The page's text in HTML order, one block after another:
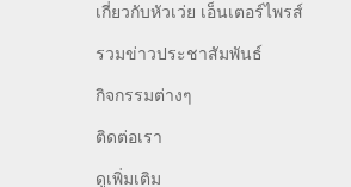
เกี่ยวกับหัวเว่ย เอ็นเตอร์ไพรส์
รวมข่าวประชาสัมพันธ์
กิจกรรมต่างๆ
ติดต่อเรา
ดูเพิ่มเติม